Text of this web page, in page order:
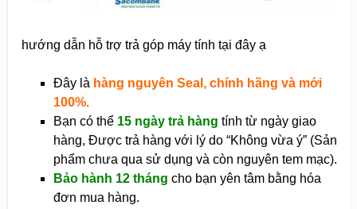
hướng dẫn hỗ trợ trả góp máy tính tại đây ạ
Đây là hàng nguyên Seal, chính hãng và mới
100%.
Bạn có thể 15 ngày trả hàng tính từ ngày giao
hàng, Được trả hàng với lý do “Không vừa ý” (Sản
phẩm chưa qua sử dụng và còn nguyên tem mạc).
Bảo hành 12 tháng cho bạn yên tâm bằng hóa
đơn mua hàng.